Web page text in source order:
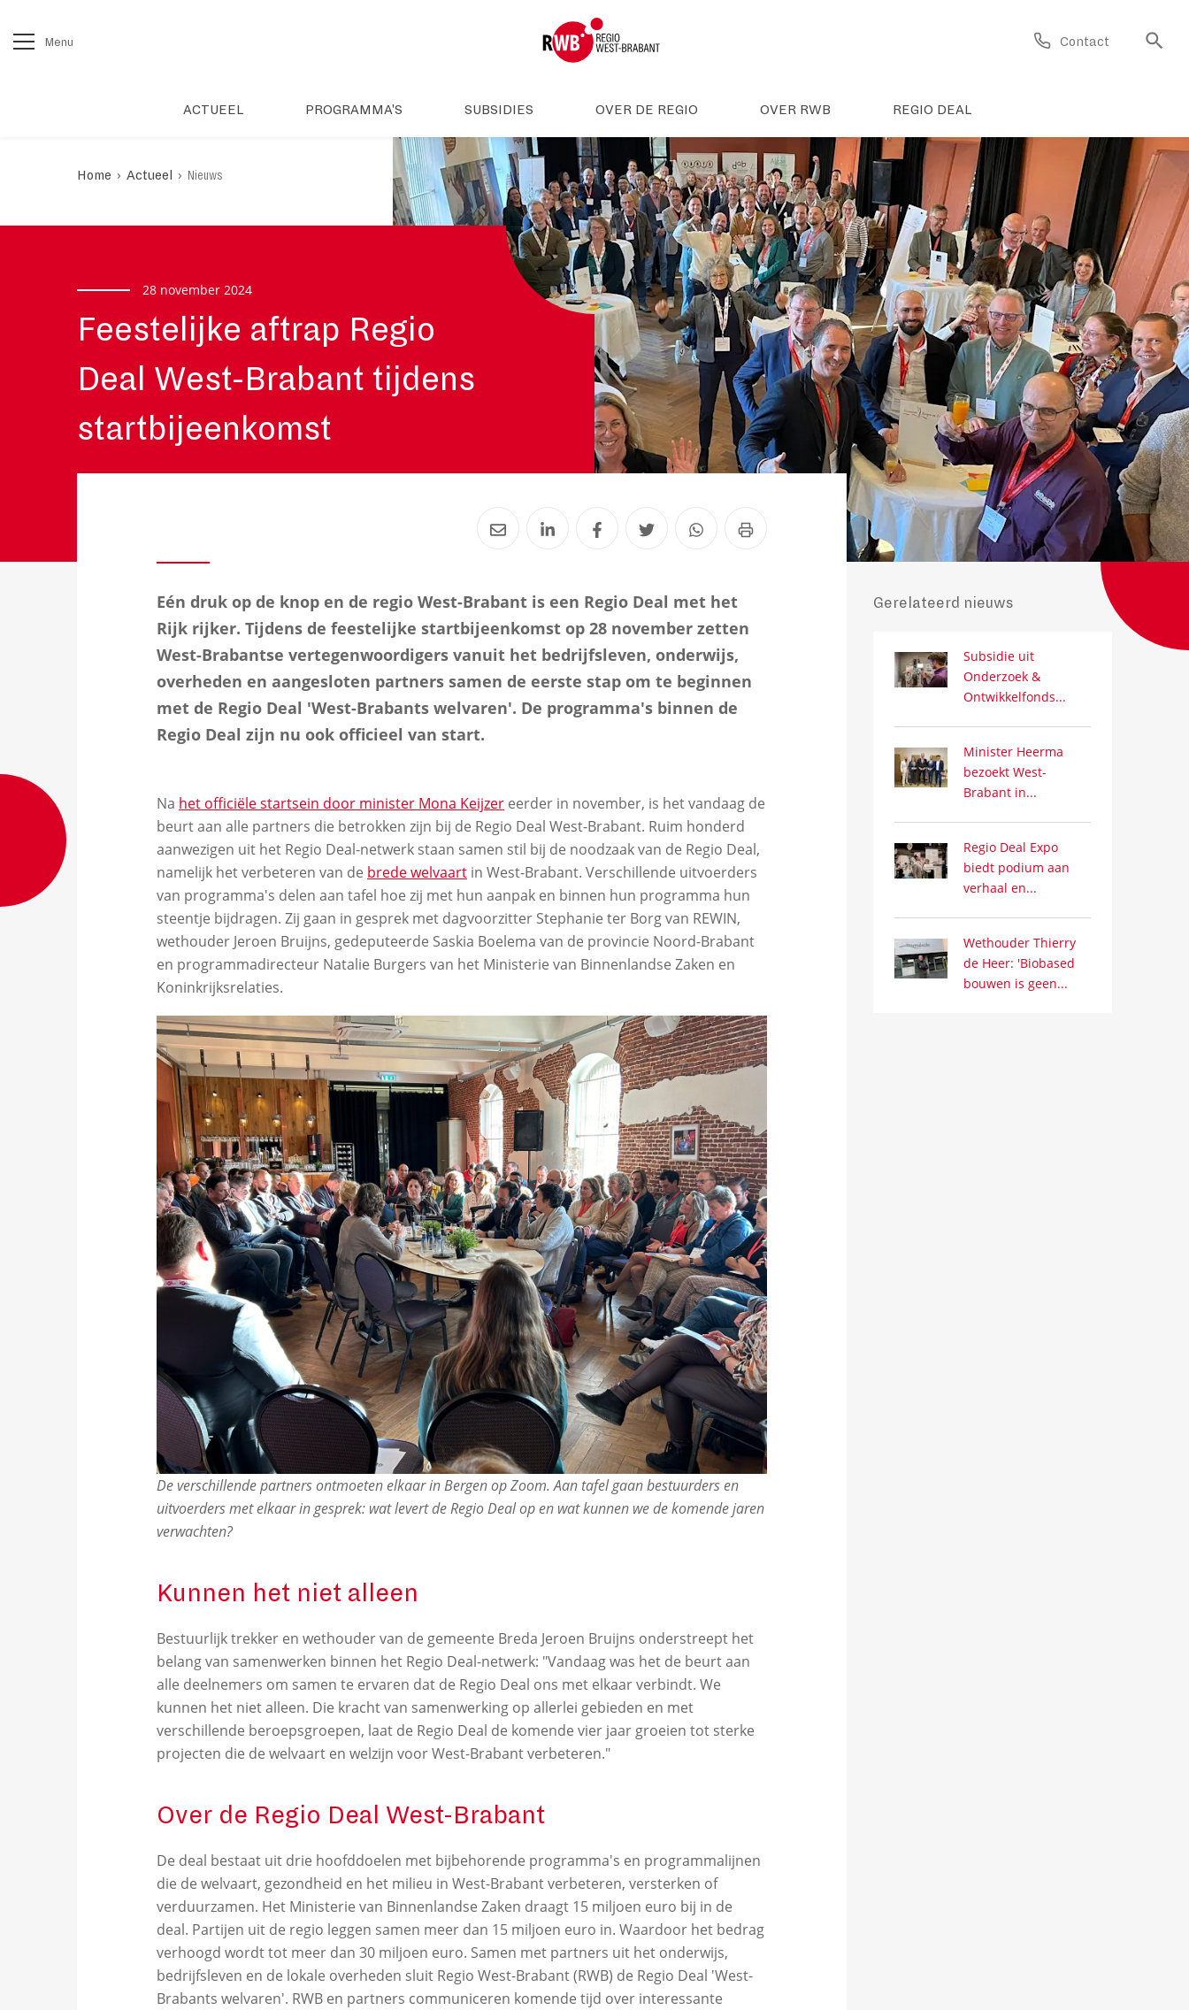
Menu Contact
ACTUEEL PROGRAMMA'S SUBSIDIES OVER DE REGIO OVER RWB REGIO DEAL
Home › Actueel › Nieuws
28 november 2024
Feestelijke aftrap Regio
Deal West-Brabant tijdens
startbijeenkomst
Eén druk op de knop en de regio West-Brabant is een Regio Deal met het
Rijk rijker. Tijdens de feestelijke startbijeenkomst op 28 november zetten
West-Brabantse vertegenwoordigers vanuit het bedrijfsleven, onderwijs,
overheden en aangesloten partners samen de eerste stap om te beginnen
met de Regio Deal 'West-Brabants welvaren'. De programma's binnen de
Regio Deal zijn nu ook officieel van start.
Na het officiële startsein door minister Mona Keijzer eerder in november, is het vandaag de
beurt aan alle partners die betrokken zijn bij de Regio Deal West-Brabant. Ruim honderd
aanwezigen uit het Regio Deal-netwerk staan samen stil bij de noodzaak van de Regio Deal,
namelijk het verbeteren van de brede welvaart in West-Brabant. Verschillende uitvoerders
van programma's delen aan tafel hoe zij met hun aanpak en binnen hun programma hun
steentje bijdragen. Zij gaan in gesprek met dagvoorzitter Stephanie ter Borg van REWIN,
wethouder Jeroen Bruijns, gedeputeerde Saskia Boelema van de provincie Noord-Brabant
en programmadirecteur Natalie Burgers van het Ministerie van Binnenlandse Zaken en
Koninkrijksrelaties.
De verschillende partners ontmoeten elkaar in Bergen op Zoom. Aan tafel gaan bestuurders en
uitvoerders met elkaar in gesprek: wat levert de Regio Deal op en wat kunnen we de komende jaren
verwachten?
Kunnen het niet alleen
Bestuurlijk trekker en wethouder van de gemeente Breda Jeroen Bruijns onderstreept het
belang van samenwerken binnen het Regio Deal-netwerk: "Vandaag was het de beurt aan
alle deelnemers om samen te ervaren dat de Regio Deal ons met elkaar verbindt. We
kunnen het niet alleen. Die kracht van samenwerking op allerlei gebieden en met
verschillende beroepsgroepen, laat de Regio Deal de komende vier jaar groeien tot sterke
projecten die de welvaart en welzijn voor West-Brabant verbeteren."
Over de Regio Deal West-Brabant
De deal bestaat uit drie hoofddoelen met bijbehorende programma's en programmalijnen
die de welvaart, gezondheid en het milieu in West-Brabant verbeteren, versterken of
verduurzamen. Het Ministerie van Binnenlandse Zaken draagt 15 miljoen euro bij in de
deal. Partijen uit de regio leggen samen meer dan 15 miljoen euro in. Waardoor het bedrag
verhoogd wordt tot meer dan 30 miljoen euro. Samen met partners uit het onderwijs,
bedrijfsleven en de lokale overheden sluit Regio West-Brabant (RWB) de Regio Deal 'West-
Brabants welvaren'. RWB en partners communiceren komende tijd over interessante
Gerelateerd nieuws
Subsidie uit
Onderzoek &
Ontwikkelfonds...
Minister Heerma
bezoekt West-
Brabant in...
Regio Deal Expo
biedt podium aan
verhaal en...
Wethouder Thierry
de Heer: 'Biobased
bouwen is geen...